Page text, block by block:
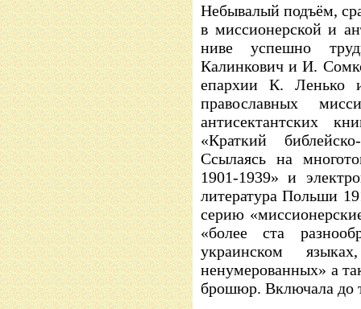
Небывалый подъём,
в миссионерской и
ниве успешно
Калинкович и И.
епархии К. Ленько
православных
антисектантских
«Краткий
Ссылаясь на
1901-1939» и
литература Польши
серию
«более ста
украинском
ненумерованных» а
брошюр. Включала до